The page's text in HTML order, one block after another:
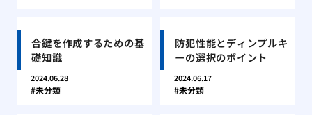
合鍵を作成するための基
礎知識
2024.06.28
未分類
防犯性能とディンプルキ
ーの選択のポイント
2024.06.17
未分類